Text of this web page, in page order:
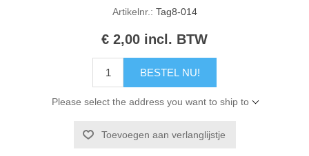
Artikelnr.: Tag8-014
€ 2,00 incl. BTW
BESTEL NU!
Please select the address you want to ship to
Toevoegen aan verlanglijstje